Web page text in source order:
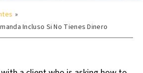
»
Incluso Si No Tienes Dinero